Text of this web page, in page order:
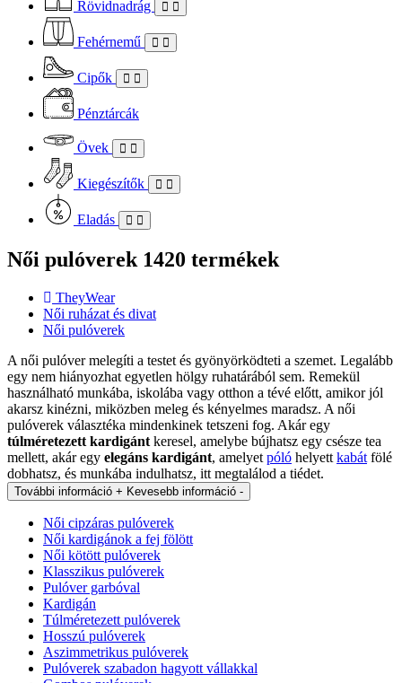
Rövidnadrág
Fehérnemű
Cipők
Pénztárcák
Övek
Kiegészítők
Eladás
Női pulóverek 1420 termékek
TheyWear
Női ruházat és divat
Női pulóverek
A női pulóver melegíti a testet és gyönyörködteti a szemet. Legalább
egy nem hiányozhat egyetlen hölgy ruhatárából sem. Remekül
használható munkába, iskolába vagy otthon a tévé előtt, amikor jól
akarsz kinézni, miközben meleg és kényelmes maradsz. A női
pulóverek választéka mindenkinek tetszeni fog. Akár egy
túlméretezett kardigánt keresel, amelybe bújhatsz egy csésze tea
mellett, akár egy elegáns kardigánt, amelyet póló helyett kabát fölé
dobhatsz, és munkába indulhatsz, itt megtalálod a tiédet.
További információ + Kevesebb információ -
Női cipzáras pulóverek
Női kardigánok a fej fölött
Női kötött pulóverek
Klasszikus pulóverek
Pulóver garbóval
Kardigán
Túlméretezett pulóverek
Hosszú pulóverek
Aszimmetrikus pulóverek
Pulóverek szabadon hagyott vállakkal